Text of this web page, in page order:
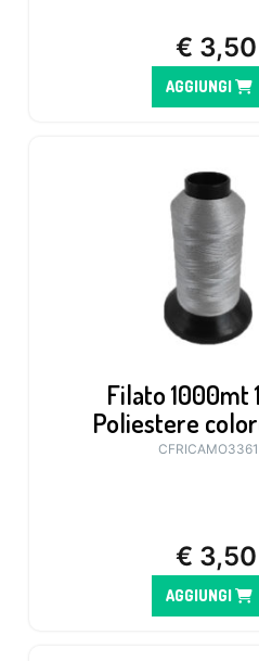
€ 3,50
AGGIUNGI
Filato 1000mt
Poliestere
CFRICAMO3361
€ 3,50
AGGIUNGI